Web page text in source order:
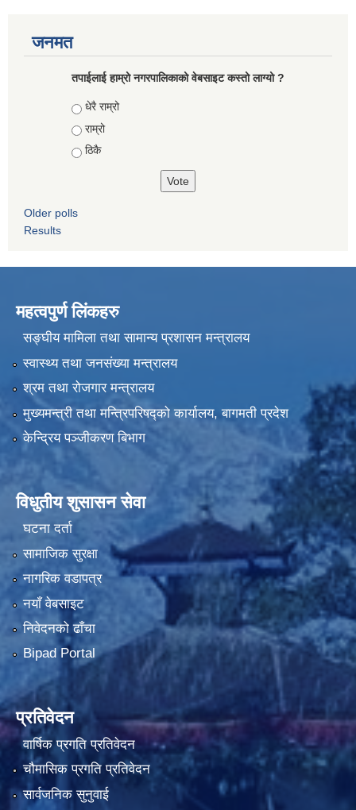
जनमत
तपाईलाई हाम्रो नगरपालिकाको वेबसाइट कस्तो लाग्यो ?
Choices
धेरै राम्रो
राम्रो
ठिकै
Older polls
Results
महत्वपुर्ण लिंकहरु
सङ्घीय मामिला तथा सामान्य प्रशासन मन्त्रालय
स्वास्थ्य तथा जनसंख्या मन्त्रालय
श्रम तथा रोजगार मन्त्रालय
मुख्यमन्त्री तथा मन्त्रिपरिषद्को कार्यालय, बागमती प्रदेश
केन्द्रिय पञ्जीकरण बिभाग
विधुतीय शुसासन सेवा
घटना दर्ता
सामाजिक सुरक्षा
नागरिक वडापत्र
नयाँ वेबसाइट
निवेदनको ढाँचा
Bipad Portal
प्रतिवेदन
वार्षिक प्रगति प्रतिवेदन
चौमासिक प्रगति प्रतिवेदन
सार्वजनिक सुनुवाई